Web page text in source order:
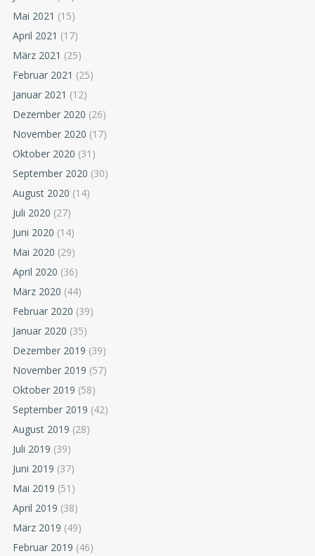
Mai 2021 (15)
April 2021 (17)
März 2021 (25)
Februar 2021 (25)
Januar 2021 (12)
Dezember 2020 (26)
November 2020 (17)
Oktober 2020 (31)
September 2020 (30)
August 2020 (14)
Juli 2020 (27)
Juni 2020 (14)
Mai 2020 (29)
April 2020 (36)
März 2020 (44)
Februar 2020 (39)
Januar 2020 (35)
Dezember 2019 (39)
November 2019 (57)
Oktober 2019 (58)
September 2019 (42)
August 2019 (28)
Juli 2019 (39)
Juni 2019 (37)
Mai 2019 (51)
April 2019 (38)
März 2019 (49)
Februar 2019 (46)